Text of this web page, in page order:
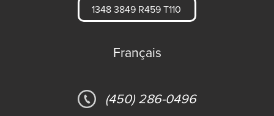
1348 3849 R459 T110
Français
(450) 286-0496